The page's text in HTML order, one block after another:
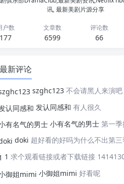
讯, 最新美剧片源分享
户数 文章数
6599
评论数
66
最新评论
szghc123 不会请黑人来演吧
发认同感和 有人很久
小有名气的男士 第一季挺好看的，天天等着更新，应该接
doki 超好看的好吗为什么不出第三季，我非
1 求个观看链接或者下载链接
小御姐mimi 好看呢